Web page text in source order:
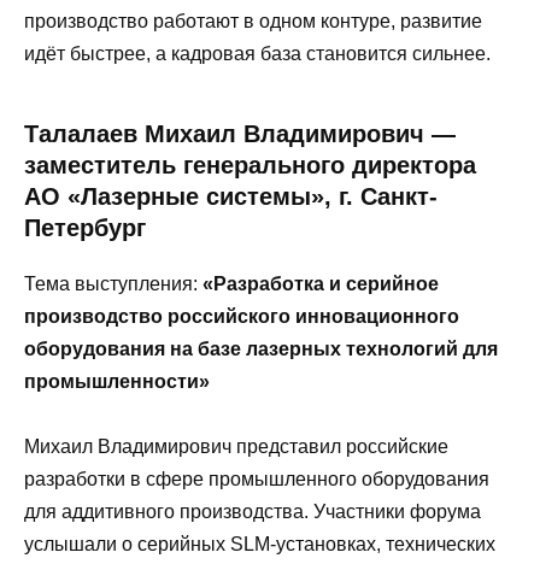
производство работают в одном контуре, развитие
идёт быстрее, а кадровая база становится сильнее.
Талалаев Михаил Владимирович —
заместитель генерального директора
АО «Лазерные системы», г. Санкт-
Петербург
Тема выступления: «Разработка и серийное
производство российского инновационного
оборудования на базе лазерных технологий для
промышленности»
Михаил Владимирович представил российские
разработки в сфере промышленного оборудования
для аддитивного производства. Участники форума
услышали о серийных SLM-установках, технических